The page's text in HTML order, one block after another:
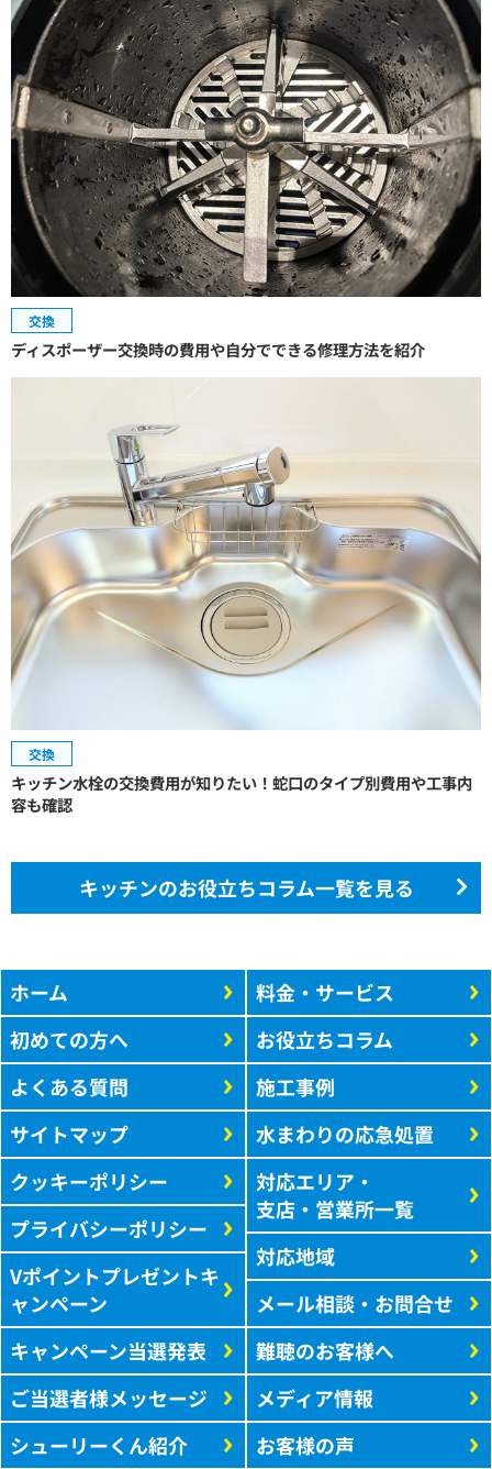
交換
ディスポーザー交換時の費用や自分でできる修理方法を紹介
交換
キッチン水栓の交換費用が知りたい！蛇口のタイプ別費用や工事内
容も確認
キッチンのお役立ちコラム一覧を見る
ホーム
初めての方へ
よくある質問
サイトマップ
クッキーポリシー
プライバシーポリシー
Vポイントプレゼントキ
ャンペーン
キャンペーン当選発表
ご当選者様メッセージ
シューリーくん紹介
料金・サービス
お役立ちコラム
施工事例
水まわりの応急処置
対応エリア・
支店・営業所一覧
対応地域
メール相談・お問合せ
難聴のお客様へ
メディア情報
お客様の声